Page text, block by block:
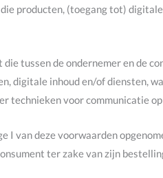
producten, (toegang tot)
die tussen de ondernemer en de
digitale inhoud en/of diensten,
technieken voor communicatie
I van deze voorwaarden
ter zake van zijn